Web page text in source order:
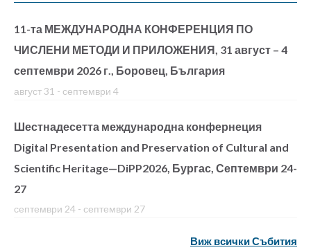
11-та МЕЖДУНАРОДНА КОНФЕРЕНЦИЯ ПО
ЧИСЛЕНИ МЕТОДИ И ПРИЛОЖЕНИЯ, 31 август – 4
септември 2026 г., Боровец, България
август 31 - септември 4
Шестнадесетта международна конфернеция
Digital Presentation and Preservation of Cultural and
Scientific Heritage—DiPP2026, Бургас, Септември 24-
27
септември 24 - септември 27
Виж всички Събития